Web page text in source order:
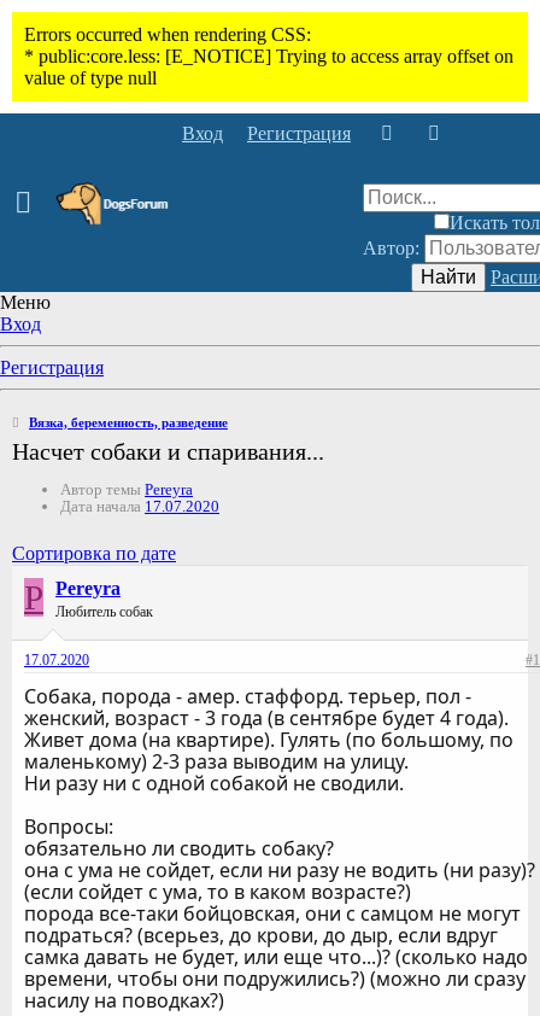
Вход Регистрация
Искать
Автор:
Найти
Меню
Вход
Регистрация
Вязка, беременность, разведение
Насчет собаки и спаривания...
Автор темы Pereyra
Дата начала 17.07.2020
Сортировка по дате
P Pereyra
Любитель собак
17.07.2020 #1
Собака, порода - амер. стаффорд. терьер, пол -
женский, возраст - 3 года (в сентябре будет 4 года).
Живет дома (на квартире). Гулять (по большому, по
маленькому) 2-3 раза выводим на улицу.
Ни разу ни с одной собакой не сводили.
Вопросы:
обязательно ли сводить собаку?
она с ума не сойдет, если ни разу не водить (ни разу)?
(если сойдет с ума, то в каком возрасте?)
порода все-таки бойцовская, они с самцом не могут
подраться? (всерьез, до крови, до дыр, если вдруг
самка давать не будет, или еще что...)? (сколько надо
времени, чтобы они подружились?) (можно ли сразу
насилу на поводках?)